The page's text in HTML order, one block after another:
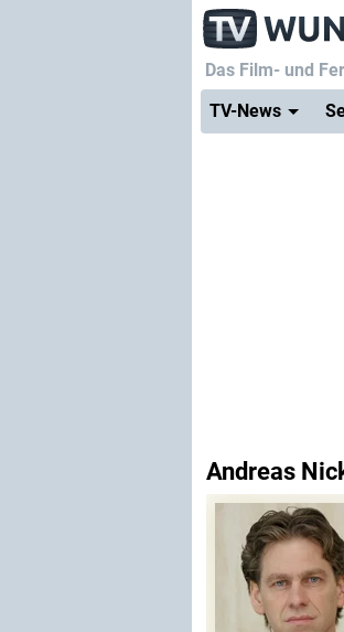
Das Film- und
TV-News
Andreas